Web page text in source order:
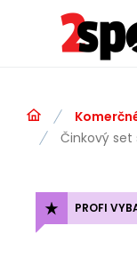
Činkový set
PROFI